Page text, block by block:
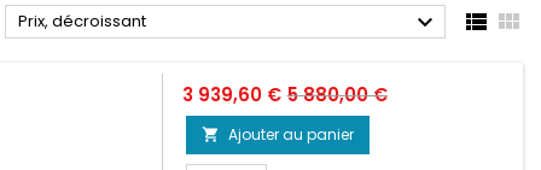
Prix, décroissant   
Prix
3 939,60 € Prix
base
5 880,00 €
 Ajouter au panier